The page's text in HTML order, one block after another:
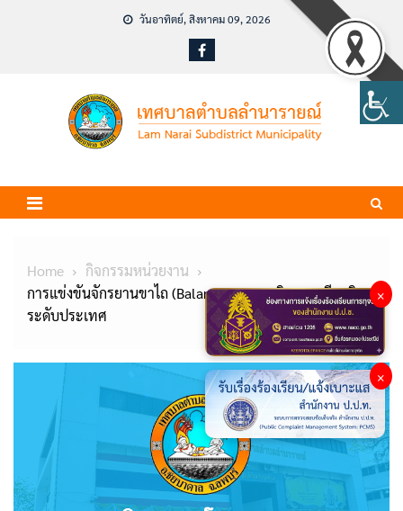
วันอาทิตย์, สิงหาคม 09, 2026
Home
กิจกรรมหน่วยงาน
การแข่งขันจักรยานขาไถ (Balance Bike) เฉลิมพระเกียรติ
ระดับประเทศ
×
×